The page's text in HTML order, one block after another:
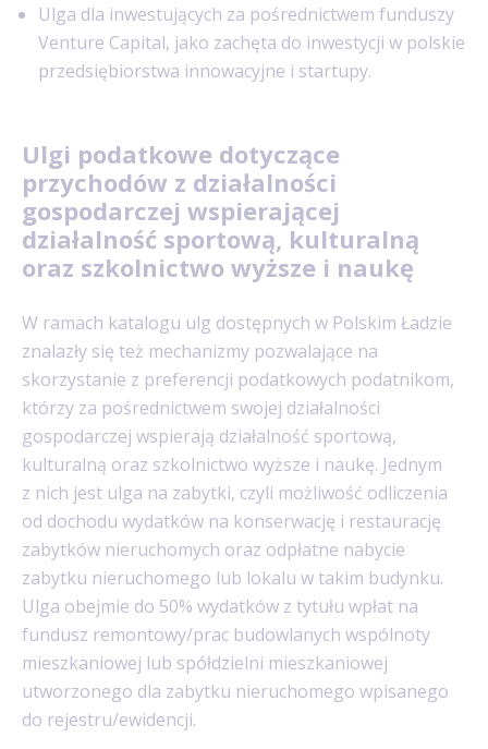
Ulga dla inwestujących za pośrednictwem funduszy
Venture Capital, jako zachęta do inwestycji w polskie
przedsiębiorstwa innowacyjne i startupy.
Ulgi podatkowe dotyczące
przychodów z działalności
gospodarczej wspierającej
działalność sportową, kulturalną
oraz szkolnictwo wyższe i naukę
W ramach katalogu ulg dostępnych w Polskim Ładzie
znalazły się też mechanizmy pozwalające na
skorzystanie z preferencji podatkowych podatnikom,
którzy za pośrednictwem swojej działalności
gospodarczej wspierają działalność sportową,
kulturalną oraz szkolnictwo wyższe i naukę. Jednym
z nich jest ulga na zabytki, czyli możliwość odliczenia
od dochodu wydatków na konserwację i restaurację
zabytków nieruchomych oraz odpłatne nabycie
zabytku nieruchomego lub lokalu w takim budynku.
Ulga obejmie do 50% wydatków z tytułu wpłat na
fundusz remontowy/prac budowlanych wspólnoty
mieszkaniowej lub spółdzielni mieszkaniowej
utworzonego dla zabytku nieruchomego wpisanego
do rejestru/ewidencji.